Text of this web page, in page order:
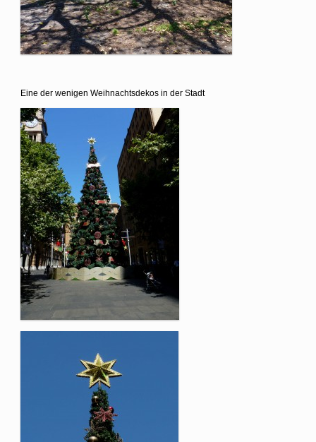
Eine der wenigen Weihnachtsdekos in der Stadt